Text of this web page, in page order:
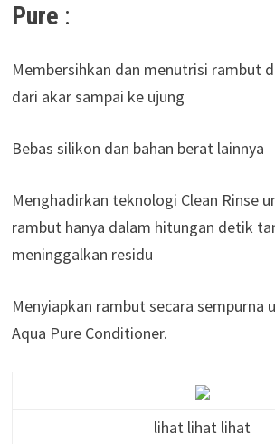
Pure :
Membersihkan dan menutrisi rambut
dari akar sampai ke ujung
Bebas silikon dan bahan berat lainnya
Menghadirkan teknologi Clean Rinse
rambut hanya dalam hitungan detik
meninggalkan residu
Menyiapkan rambut secara sempurna
Aqua Pure Conditioner.
lihat lihat lihat